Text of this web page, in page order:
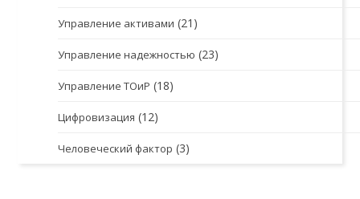
Управление активами (21)
Управление надежностью (23)
Управление ТОиР (18)
Цифровизация (12)
Человеческий фактор (3)